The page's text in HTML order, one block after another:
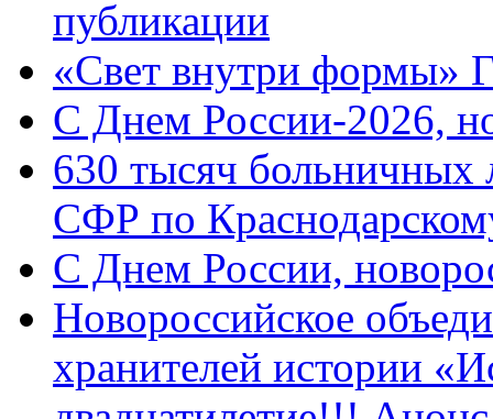
публикации
«Свет внутри формы»
C Днем России-2026,
630 тысяч больничных
СФР по
C Днем России,
Новороссийское
хранителей истории